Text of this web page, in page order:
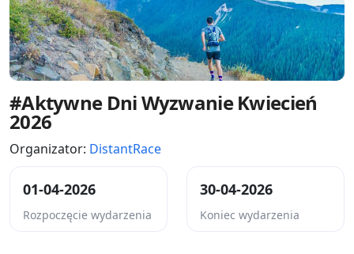
#Aktywne Dni Wyzwanie Kwiecień
2026
Organizator: DistantRace
01-04-2026
Rozpoczęcie wydarzenia
30-04-2026
Koniec wydarzenia